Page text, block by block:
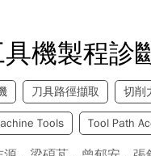
具機製程診
刀具路徑擷取 切削
Tools Tool Path